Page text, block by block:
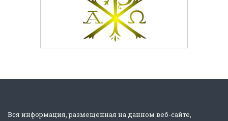
Вся информация, размещенная на данном веб-сайте,